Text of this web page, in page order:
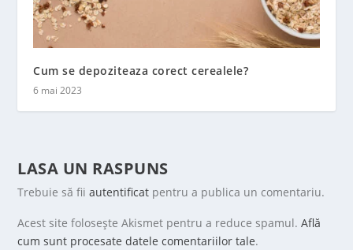
Cum se depoziteaza corect cerealele?
6 mai 2023
LASA UN RASPUNS
Trebuie să fiiautentificat pentru a publica un comentariu.
Acest site folosește Akismet pentru a reduce spamul.Află
cum sunt procesate datele comentariilor tale.